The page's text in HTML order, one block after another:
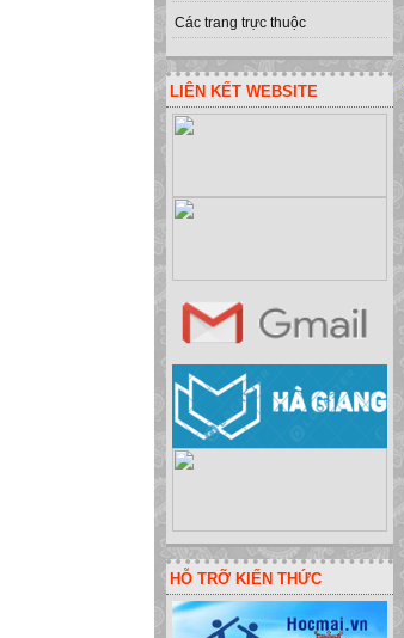
Các trang trực thuộc
LIÊN KẾT WEBSITE
HỖ TRỠ KIẾN THỨC